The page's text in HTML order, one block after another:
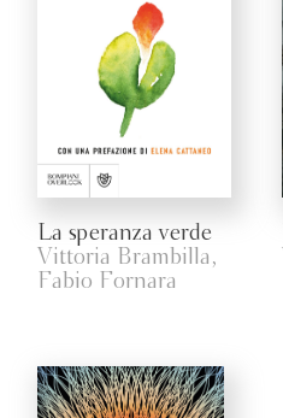
La speranza verde
Vittoria Brambilla,
Fabio Fornara